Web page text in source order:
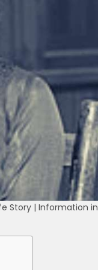
Story | Information in